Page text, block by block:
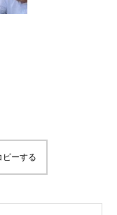
ピーする